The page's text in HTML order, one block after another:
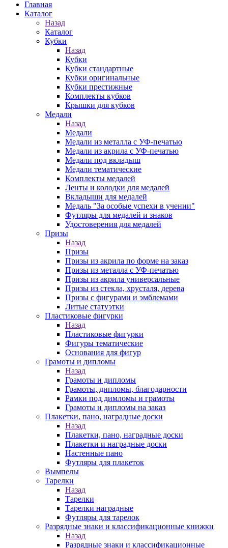
Главная
Каталог
Назад
Каталог
Кубки
Назад
Кубки
Кубки стандартные
Кубки оригинальные
Кубки престижные
Комплекты кубков
Крышки для кубков
Медали
Назад
Медали
Медали из металла с УФ-печатью
Медали из акрила с УФ-печатью
Медали под вкладыш
Медали тематические
Комплекты медалей
Ленты и колодки для медалей
Вкладыши для медалей
Медаль "За особые успехи в учении"
Футляры для медалей и знаков
Удостоверения для медалей
Призы
Назад
Призы
Призы из акрила по форме на заказ
Призы из металла с УФ-печатью
Призы из акрила универсальные
Призы из стекла, хрусталя, дерева
Призы с фигурами и эмблемами
Литые статуэтки
Пластиковые фигурки
Назад
Пластиковые фигурки
Фигуры тематические
Основания для фигур
Грамоты и дипломы
Назад
Грамоты и дипломы
Грамоты, дипломы, благодарности
Рамки под димломы и грамоты
Грамоты и дипломы на заказ
Плакетки, пано, наградные доски
Назад
Плакетки, пано, наградные доски
Плакетки и наградные доски
Настенные пано
Футляры для плакеток
Вымпелы
Тарелки
Назад
Тарелки
Тарелки наградные
Футляры для тарелок
Разрядные знаки и классификационные книжки
Назад
Разрядные знаки и классификационные